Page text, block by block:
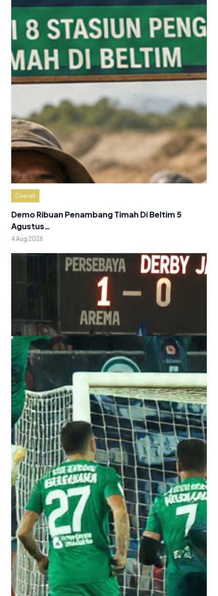
Daerah
Demo Ribuan Penambang Timah Di Beltim 5
Agustus…
4 Aug 2026